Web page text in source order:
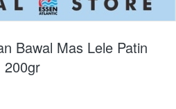
Bawal Mas Lele Patin
200gr